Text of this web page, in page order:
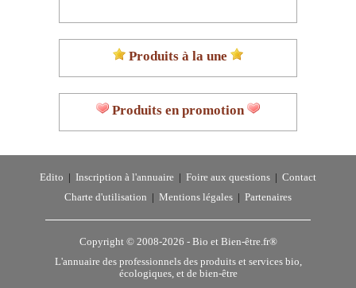
Produits à la une
Produits en promotion
Edito | Inscription à l'annuaire | Foire aux questions | Contact
Charte d'utilisation | Mentions légales | Partenaires
Copyright © 2008-2026 - Bio et Bien-être.fr®
L'annuaire des professionnels des produits et services bio,
écologiques, et de bien-être